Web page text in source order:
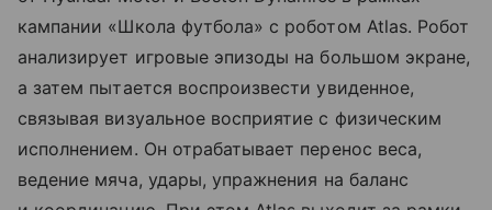
кампании «Школа футбола» с роботом Atlas. Робот
анализирует игровые эпизоды на большом экране,
а затем пытается воспроизвести увиденное,
связывая визуальное восприятие с физическим
исполнением. Он отрабатывает перенос веса,
ведение мяча, удары, упражнения на баланс